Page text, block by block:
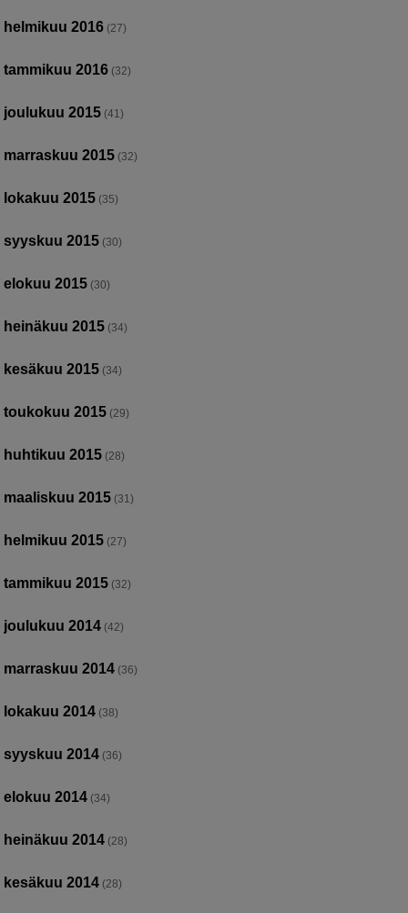
helmikuu 2016 (27)
tammikuu 2016 (32)
joulukuu 2015 (41)
marraskuu 2015 (32)
lokakuu 2015 (35)
syyskuu 2015 (30)
elokuu 2015 (30)
heinäkuu 2015 (34)
kesäkuu 2015 (34)
toukokuu 2015 (29)
huhtikuu 2015 (28)
maaliskuu 2015 (31)
helmikuu 2015 (27)
tammikuu 2015 (32)
joulukuu 2014 (42)
marraskuu 2014 (36)
lokakuu 2014 (38)
syyskuu 2014 (36)
elokuu 2014 (34)
heinäkuu 2014 (28)
kesäkuu 2014 (28)